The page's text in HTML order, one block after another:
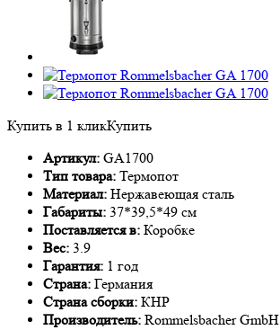
Купить в 1 кликКупить
Артикул: GA1700
Тип товара: Термопот
Материал: Нержавеющая сталь
Габариты: 37*39,5*49 см
Поставляется в: Коробке
Вес: 3.9
Гарантия: 1 год
Страна: Германия
Страна сборки: КНР
Производитель: Rommelsbacher GmbH